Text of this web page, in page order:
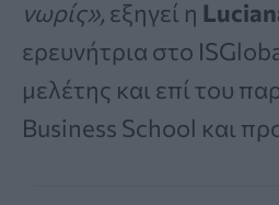
νωρίς», εξηγεί η
ερευνήτρια στο
μελέτης και επί του
Business School και